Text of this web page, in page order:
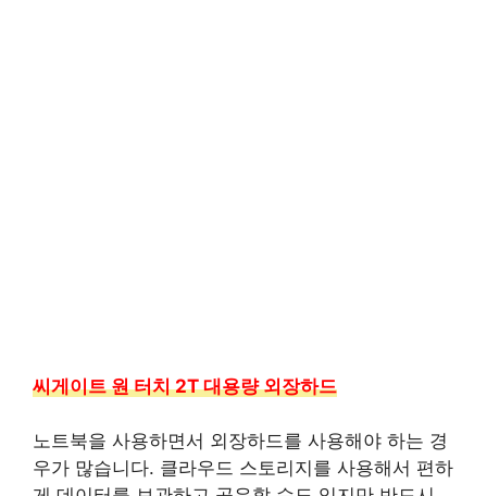
씨게이트 원 터치 2T 대용량 외장하드
노트북을 사용하면서 외장하드를 사용해야 하는 경
우가 많습니다. 클라우드 스토리지를 사용해서 편하